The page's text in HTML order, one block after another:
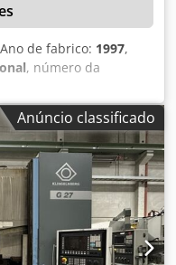
de fabrico: 1997,
, número da
de trabalho (máx.):
2 300 rpm, peso total:
máx.: 7
de retificação:
retificação: 84–104 mm
(retificação): 1.100–
retificação
dentes, mín.: 6
diâmetro admissível
Peso máximo da peça:
Anúncio classificado